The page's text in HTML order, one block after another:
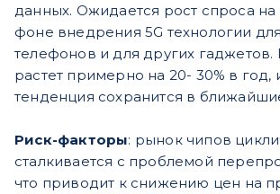
данных. Ожидается рост спроса
фоне внедрения 5G технологии
телефонов и для других
растет примерно на 20- 30% в год,
тенденция сохранится в
Риск-факторы: рынок чипов
сталкивается с проблемой
что приводит к снижению цен на